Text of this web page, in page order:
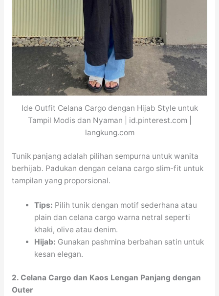
Ide Outfit Celana Cargo dengan Hijab Style untuk
Tampil Modis dan Nyaman | id.pinterest.com |
langkung.com
Tunik panjang adalah pilihan sempurna untuk wanita
berhijab. Padukan dengan celana cargo slim-fit untuk
tampilan yang proporsional.
Tips: Pilih tunik dengan motif sederhana atau
plain dan celana cargo warna netral seperti
khaki, olive atau denim.
Hijab: Gunakan pashmina berbahan satin untuk
kesan elegan.
2. Celana Cargo dan Kaos Lengan Panjang dengan
Outer